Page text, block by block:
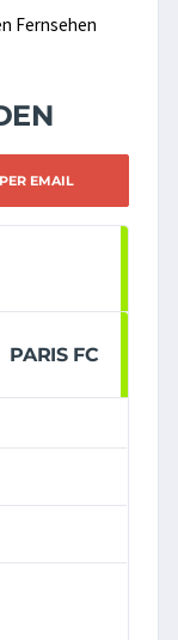
Fernsehen
PER EMAIL
PARIS FC